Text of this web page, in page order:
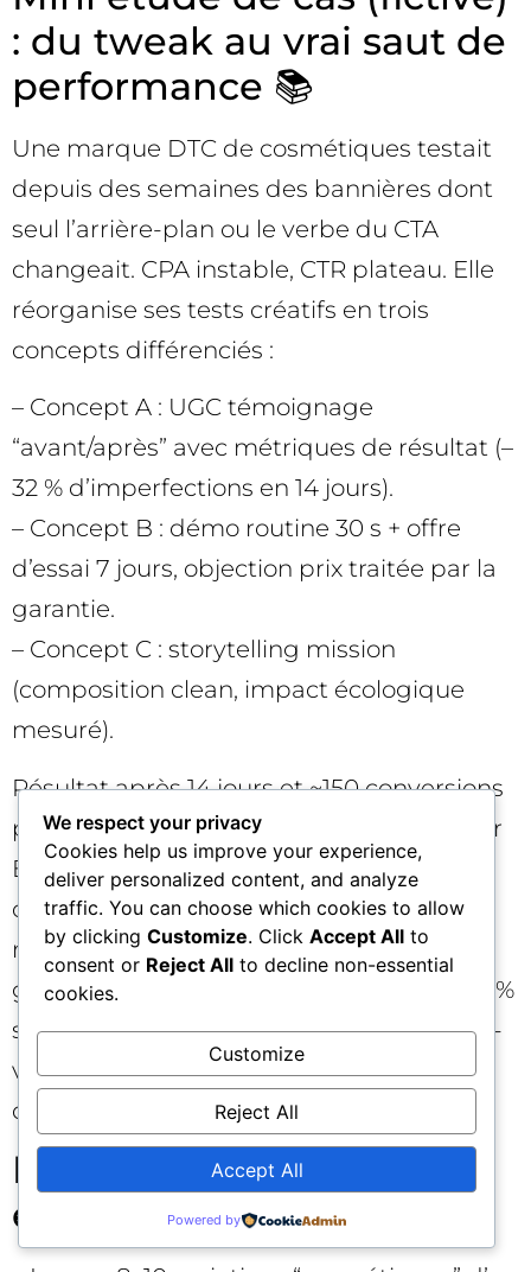
: du tweak au vrai saut de
performance 📚
Une marque DTC de cosmétiques testait
depuis des semaines des bannières dont
seul l’arrière-plan ou le verbe du CTA
changeait. CPA instable, CTR plateau. Elle
réorganise ses tests créatifs en trois
concepts différenciés :
– Concept A : UGC témoignage
“avant/après” avec métriques de résultat (–
32 % d’imperfections en 14 jours).
– Concept B : démo routine 30 s + offre
d’essai 7 jours, objection prix traitée par la
garantie.
– Concept C : storytelling mission
(composition clean, impact écologique
mesuré).
Résultat après 14 jours et ~150 conversions
par cellule : CTR +38 % sur A, CVR +15 % sur
B, ROAS +28 % sur C en retargeting. En
consolidant A pour le prospecting et B en
middle funnel, la marque réduit son CPA
global de 22 % tout en augmentant de 16 %
ses conversions incrémentales. Les micro-
variations n’avaient jamais permis
d’atteindre ce niveau de clarté.
Erreurs fréquentes à
éviter ⚠️
We respect your privacy
Cookies help us improve your experience,
deliver personalized content, and analyze
traffic. You can choose which cookies to allow
by clicking Customize. Click Accept All to
consent or Reject All to decline non-essential
cookies.
Customize
Reject All
Accept All
Powered by